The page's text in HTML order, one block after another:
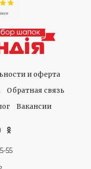
и оферта
Обратная связь
Вакансии
55